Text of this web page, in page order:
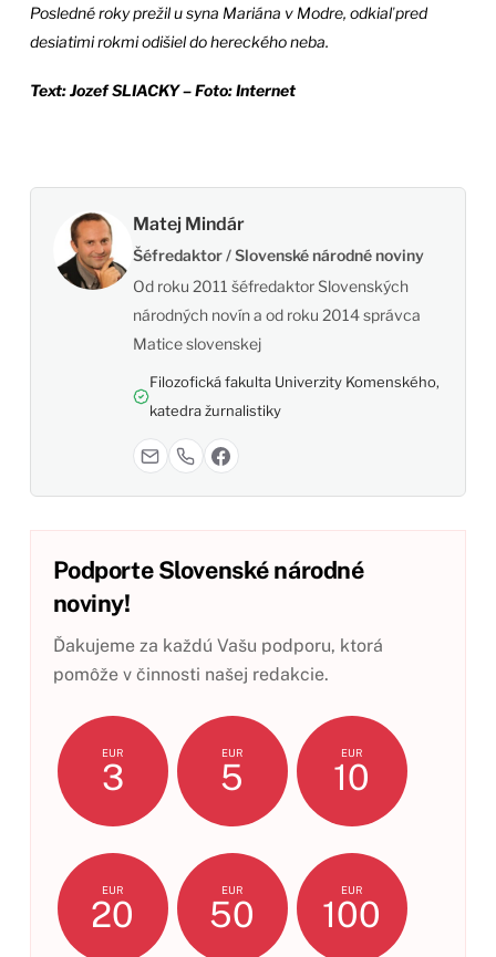
Posledné roky prežil u syna Mariána v Modre, odkiaľ pred
desiatimi rokmi odišiel do hereckého neba.
Text:Jozef SLIACKY – Foto: Internet
Matej Mindár
Šéfredaktor / Slovenské národné noviny
Od roku 2011 šéfredaktor Slovenských
národných novín a od roku 2014 správca
Matice slovenskej
Filozofická fakulta Univerzity Komenského,
katedra žurnalistiky
Podporte Slovenské národné
noviny!
Ďakujeme za každú Vašu podporu, ktorá
pomôže v činnosti našej redakcie.
EUR
3
EUR
5
EUR
10
EUR
20
EUR
50
EUR
100